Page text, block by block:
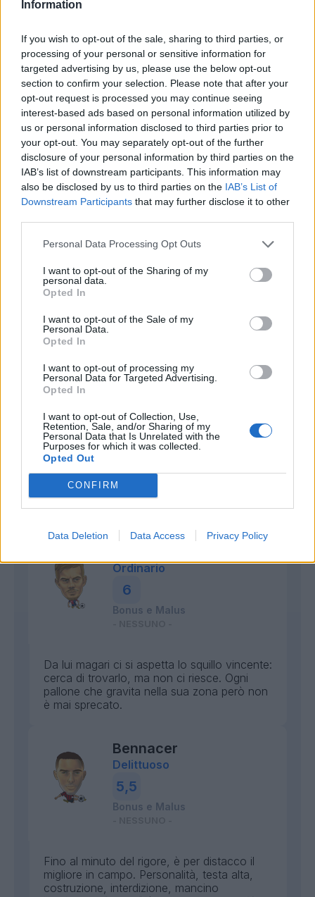
Information
If you wish to opt-out of the sale, sharing to third parties, or
processing of your personal or sensitive information for
targeted advertising by us, please use the below opt-out
section to confirm your selection. Please note that after your
opt-out request is processed you may continue seeing
interest-based ads based on personal information utilized by
us or personal information disclosed to third parties prior to
your opt-out. You may separately opt-out of the further
disclosure of your personal information by third parties on the
IAB’s list of downstream participants. This information may
also be disclosed by us to third parties on the IAB’s List of
Downstream Participants that may further disclose it to other
Personal Data Processing Opt Outs
I want to opt-out of the Sharing of my
personal data.
Opted In
I want to opt-out of the Sale of my
Personal Data.
Opted In
I want to opt-out of processing my
Personal Data for Targeted Advertising.
Opted In
I want to opt-out of Collection, Use,
Retention, Sale, and/or Sharing of my
Personal Data that Is Unrelated with the
Purposes for which it was collected.
Opted Out
CONFIRM
Data Deletion Data Access Privacy Policy
Con la palla al piede sa cosa fare. Nei tre di
centrocampo è quello che garantisce
equilibrio tra le due fasi. Gli manca solo lo
spunto nell'ultima giocata.
Ucan
Nervoso
5,5
Bonus e Malus
nervosismo. Non trova mai la giocata
semplice e si fa anche ammonire. Un passo
indietro rispetto a Frosinone.
7
- NESSUNO -
E' una forza della natura. L'aria di derby lo
stimola e gli fa giocare una partita super.
Spettacolare il suo break che porta al
vantaggio di Caputo. Poi tantissima altra
legna, purtroppo vana per i suoi.
Ordinario
6
Bonus e Malus
Da lui magari ci si aspetta lo squillo vincente:
cerca di trovarlo, ma non ci riesce. Ogni
pallone che gravita nella sua zona però non
è mai sprecato.
Bennacer
Delittuoso
5,5
Bonus e Malus
Fino al minuto del rigore, è per distacco il
migliore in campo. Personalità, testa alta,
costruzione, interdizione, mancino